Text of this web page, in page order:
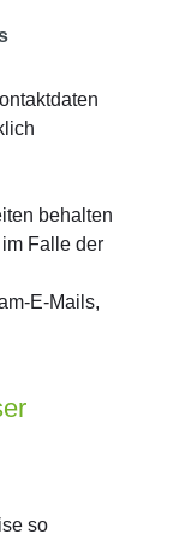
behalten
Falle der
E-Mails,
so